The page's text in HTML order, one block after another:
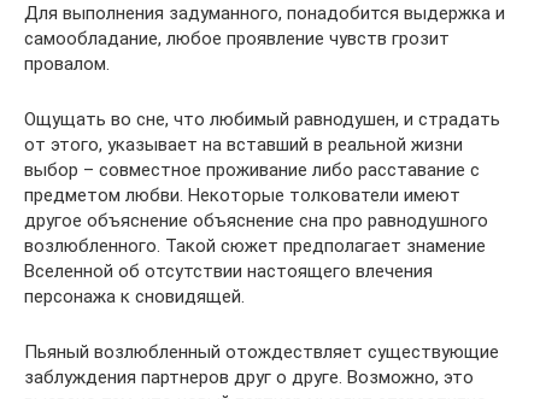
Для выполнения задуманного, понадобится выдержка и
самообладание, любое проявление чувств грозит
провалом.
Ощущать во сне, что любимый равнодушен, и страдать
от этого, указывает на вставший в реальной жизни
выбор – совместное проживание либо расставание с
предметом любви. Некоторые толкователи имеют
другое объяснение объяснение сна про равнодушного
возлюбленного. Такой сюжет предполагает знамение
Вселенной об отсутствии настоящего влечения
персонажа к сновидящей.
Пьяный возлюбленный отождествляет существующие
заблуждения партнеров друг о друге. Возможно, это